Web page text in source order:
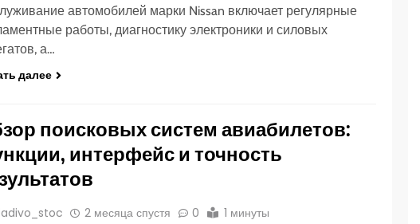
автомобилей марки Nissan включает регулярные
работы, диагностику электроники и силовых
а…
далее
поисковых систем авиабилетов:
интерфейс и точность
2 месяца спустя 0 1 минуты